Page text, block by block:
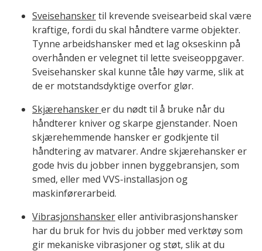
Sveisehanskertil krevende sveisearbeid skal være
kraftige, fordi du skal håndtere varme objekter.
Tynne arbeidshansker med et lag okseskinn på
overhånden er velegnet til lette sveiseoppgaver.
Sveisehansker skal kunne tåle høy varme, slik at
de er motstandsdyktige overfor glør.
Skjærehanskerer du nødt til å bruke når du
håndterer kniver og skarpe gjenstander. Noen
skjærehemmende hansker er godkjente til
håndtering av matvarer. Andre skjærehansker er
gode hvis du jobber innen byggebransjen, som
smed, eller med VVS-installasjon og
maskinførerarbeid.
Vibrasjonshanskereller antivibrasjonshansker
har du bruk for hvis du jobber med verktøy som
gir mekaniske vibrasjoner og støt, slik at du